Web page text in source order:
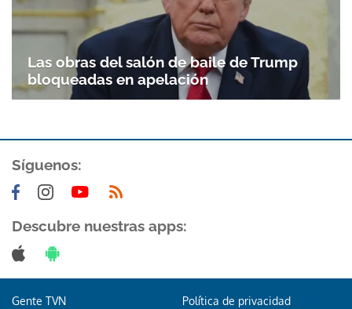
Las obras del salón de baile de Trump
bloqueadas en apelación
Síguenos:
Descubre nuestras apps:
Gente TVN Política de privacidad